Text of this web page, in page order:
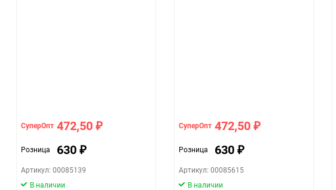
СуперОпт 472,50 ₽
Розница 630 ₽
Артикул: 00085139
В наличии
СуперОпт 472,50 ₽
Розница 630 ₽
Артикул: 00085615
В наличии